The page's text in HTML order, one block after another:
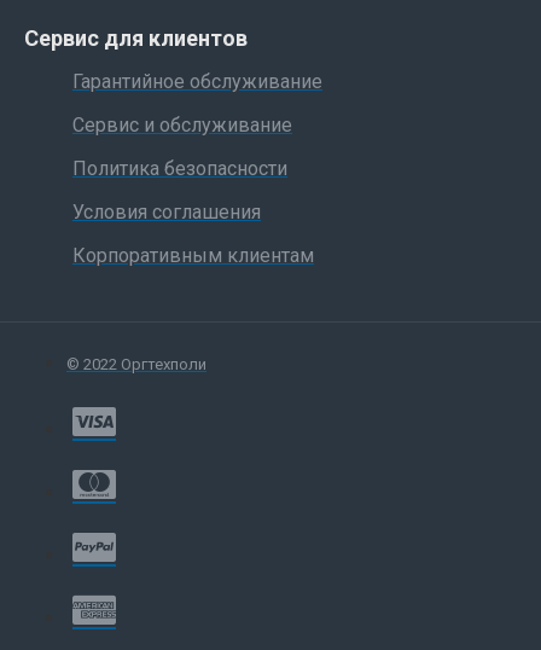
Сервис для клиентов
Гарантийное обслуживание
Сервис и обслуживание
Политика безопасности
Условия соглашения
Корпоративным клиентам
© 2022 Оргтехполи